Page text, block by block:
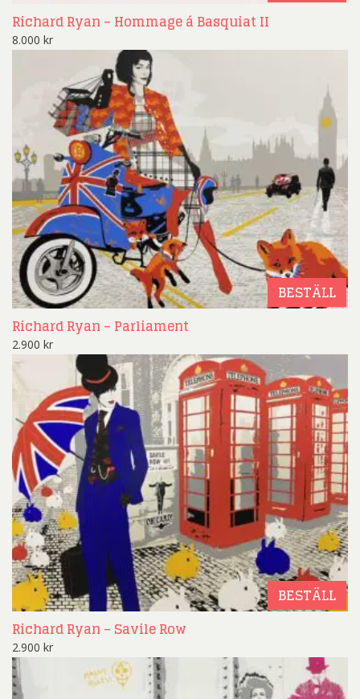
Richard Ryan – Hommage á Basquiat II
8.000 kr
BESTÄLL
Richard Ryan – Parliament
2.900 kr
BESTÄLL
Richard Ryan – Savile Row
2.900 kr